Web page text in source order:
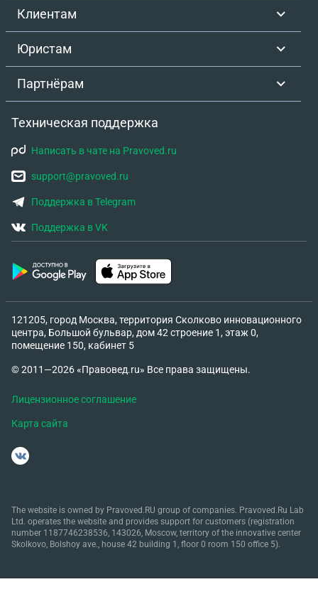
Клиентам
Юристам
Партнёрам
Техническая поддержка
Написать в чате на Pravoved.ru
support@pravoved.ru
Поддержка в Telegram
Поддержка в VK
121205, город Москва, территория Сколково инновационного
центра, Большой бульвар, дом 42 строение 1, этаж 0,
помещение 150, кабинет 5
© 2011—2026 «Правовед.ru» Все права защищены.
Лицензионное соглашение
Карта сайта
The website is owned by Pravoved.RU group of companies. Pravoved.Ru Lab
Ltd. operates the website and provides support for customers (registration
number 1187746238536, 143026, Moscow, territory of the innovative center
Skolkovo, Bolshoy ave., house 42 building 1, floor 0 room 150 office 5).